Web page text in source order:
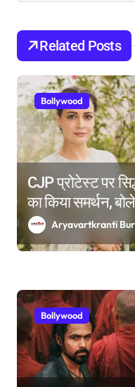
t
i
o
n
Related Posts
Bollywood
CJP प्रोटेस्ट पर
का किया समर्थन,
किसी की इजाजत
Aryavartkranti
Bollywood